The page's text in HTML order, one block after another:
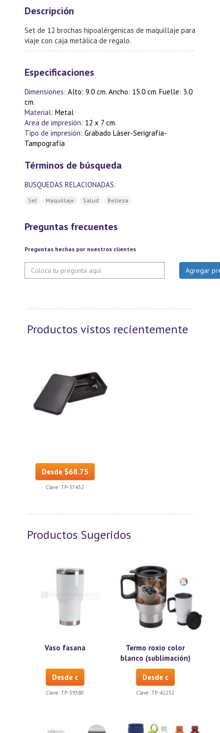
Descripción
Set de 12 brochas hipoalérgenicas de maquillaje para
viaje con caja metálica de regalo.
Especificaciones
Dimensiones: Alto: 9.0 cm. Ancho: 15.0 cm. Fuelle: 3.0
cm.
Material: Metal
Area de impresión: 12 x 7 cm.
Tipo de impresión: Grabado Láser-Serigrafía-
Tampografía
Términos de búsqueda
BUSQUEDAS RELACIONADAS:
Set Maquillaje Salud Belleza
Preguntas frecuentes
Preguntas hechas por nuestros clientes
Productos vistos recientemente
Desde $68.75
Clave: TP-37432
Productos Sugeridos
Vaso fasana
Desde c
Clave: TP-39380
Termo roxio color
blanco (sublimación)
Desde c
Clave: TP-42232